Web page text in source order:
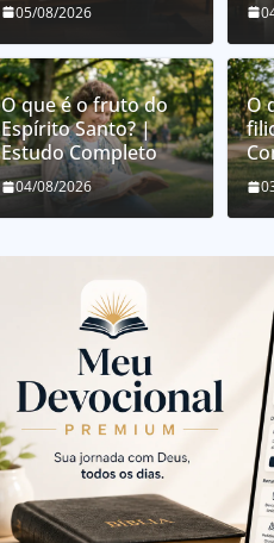
05/08/2026
O que é o fruto do
Espírito Santo? |
Estudo Completo
04/08/2026
O